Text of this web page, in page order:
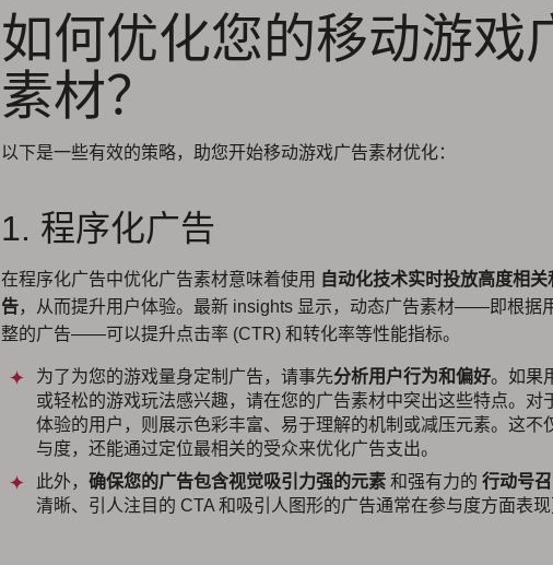
如何优化您的移动游戏
素材？
以下是一些有效的策略，助您开始移动游戏广告素材优化：
1. 程序化广告
在程序化广告中优化广告素材意味着使用 自动化技术实时投放高度相
告，从而提升用户体验。最新 insights 显示，动态广告素材——即根据
整的广告——可以提升点击率 (CTR) 和转化率等性能指标。
为了为您的游戏量身定制广告，请事先分析用户行为和偏好。如果
或轻松的游戏玩法感兴趣，请在您的广告素材中突出这些特点。对
体验的用户，则展示色彩丰富、易于理解的机制或减压元素。这不
与度，还能通过定位最相关的受众来优化广告支出。
此外， 确保您的广告包含视觉吸引力强的元素 和强有力的 行动号召
清晰、引人注目的 CTA 和吸引人图形的广告通常在参与度方面表现